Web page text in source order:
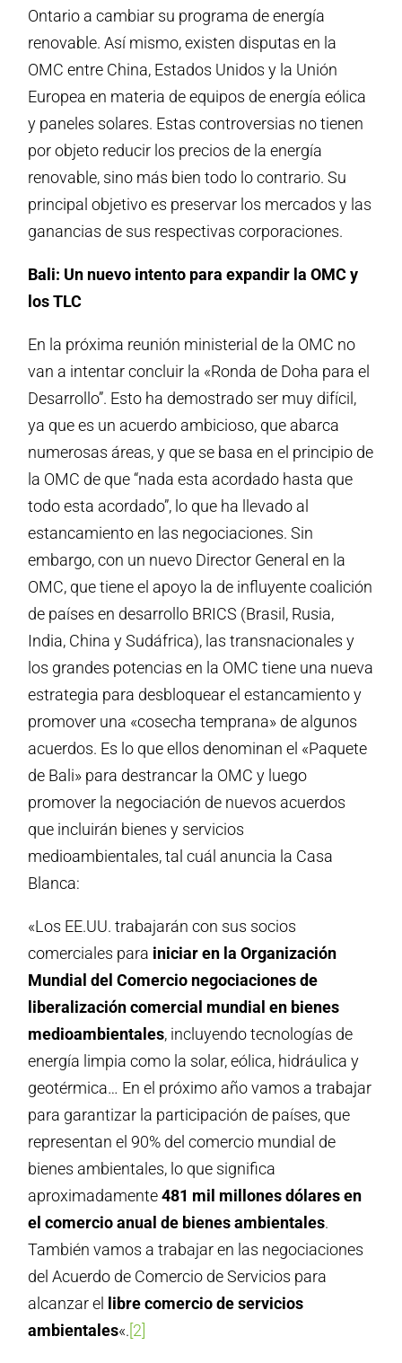
Ontario a cambiar su programa de energía
renovable. Así mismo, existen disputas en la
OMC entre China, Estados Unidos y la Unión
Europea en materia de equipos de energía eólica
y paneles solares. Estas controversias no tienen
por objeto reducir los precios de la energía
renovable, sino más bien todo lo contrario. Su
principal objetivo es preservar los mercados y las
ganancias de sus respectivas corporaciones.
Bali: Un nuevo intento para expandir la OMC y
los TLC
En la próxima reunión ministerial de la OMC no
van a intentar concluir la «Ronda de Doha para el
Desarrollo”. Esto ha demostrado ser muy difícil,
ya que es un acuerdo ambicioso, que abarca
numerosas áreas, y que se basa en el principio de
la OMC de que “nada esta acordado hasta que
todo esta acordado”, lo que ha llevado al
estancamiento en las negociaciones. Sin
embargo, con un nuevo Director General en la
OMC, que tiene el apoyo la de influyente coalición
de países en desarrollo BRICS (Brasil, Rusia,
India, China y Sudáfrica), las transnacionales y
los grandes potencias en la OMC tiene una nueva
estrategia para desbloquear el estancamiento y
promover una «cosecha temprana» de algunos
acuerdos. Es lo que ellos denominan el «Paquete
de Bali» para destrancar la OMC y luego
promover la negociación de nuevos acuerdos
que incluirán bienes y servicios
medioambientales, tal cuál anuncia la Casa
Blanca:
«Los EE.UU. trabajarán con sus socios
comerciales para iniciar en la Organización
Mundial del Comercio negociaciones de
liberalización comercial mundial en bienes
medioambientales, incluyendo tecnologías de
energía limpia como la solar, eólica, hidráulica y
geotérmica… En el próximo año vamos a trabajar
para garantizar la participación de países, que
representan el 90% del comercio mundial de
bienes ambientales, lo que significa
aproximadamente481 mil millones dólares en
el comercio anual de bienes ambientales.
También vamos a trabajar en las negociaciones
del Acuerdo de Comercio de Servicios para
alcanzar el
libre comercio de servicios
ambientales«. [2]